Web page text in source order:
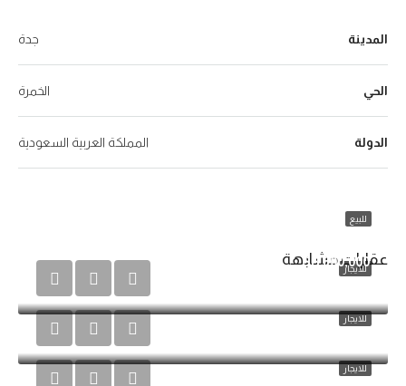
المدينة جدة
الحي الخمرة
الدولة المملكة العربية السعودية
عقارات مشابهة
600,000 SR
للبيع
للايجار
للايجار
للايجار